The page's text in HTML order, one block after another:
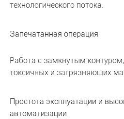
технологического потока.
Запечатанная операция
Работа с замкнутым
токсичных и загрязняющих
Простота эксплуатации и
автоматизации